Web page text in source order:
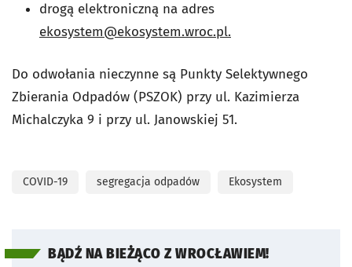
drogą elektroniczną na adres
ekosystem@ekosystem.wroc.pl.
Do odwołania nieczynne są Punkty Selektywnego
Zbierania Odpadów (PSZOK) przy ul. Kazimierza
Michalczyka 9 i przy ul. Janowskiej 51.
COVID-19 segregacja odpadów Ekosystem
BĄDŹ NA BIEŻĄCO Z WROCŁAWIEM!